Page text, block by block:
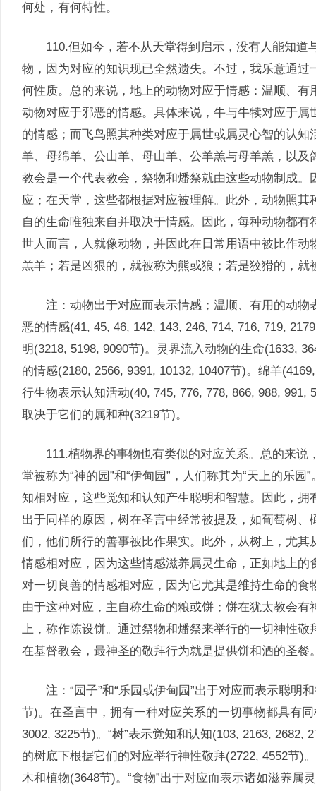
何处，有何特性。
110.但如今，若不从天堂得到启示，没有人能知道
物，因为对应的知识现已全然遗失。不过，我乐意通
何性质。总的来说，地上的动物对应于情感：温顺、
动物对应于邪恶的情感。具体来说，牛与牛犊对应于
的情感；而飞鸟照其种类对应于属世或属灵心智的认
羊、母绵羊、公山羊、母山羊、公羊羔与母羊羔，以
教会是一个代表教会，祭物和燔祭就由这些动物制成
应；在天堂，这些都根据对应被理解。此外，动物照
自的生命唯独来自并取决于情感。因此，每种动物都
世人而言，人就像动物，并因此在日常用语中被比作
羔羊；若是凶狠的，就被称为熊或狼；若是狡猾的，就
注：动物出于对应而表示情感；温顺、有用的动物
恶的情感(41, 45, 46, 142, 143, 246, 714, 716, 719,
明(3218, 5198, 9090节)。灵界流入动物的生命(1633,
的情感(2180, 2566, 9391, 10132, 10407节)。绵羊
行生物表示认知活动(40, 745, 776, 778, 866, 988, 991,
取决于它们的属和种(3219节)。
111.植物界的事物也有类似的对应关系。总的来说
堂被称为“神的园”和“伊甸园”，人们称其为“天上的乐
知相对应，这些觉知和认知产生聪明和智慧。因此，
出于同样的原因，树在圣言中经常被提及，如葡萄树
们，他们所行的善事被比作果实。此外，从树上，尤
情感相对应，因为这些情感滋养属灵生命，正如地上
对一切良善的情感相对应，因为它尤其是维持生命的
由于这种对应，主自称生命的粮或饼；饼在犹太教会
上，称作陈设饼。通过祭物和燔祭来举行的一切神性
在基督教会，最神圣的敬拜行为就是提供饼和酒的圣
注：“园子”和“乐园或伊甸园”出于对应而表示聪明
节)。在圣言中，拥有一种对应关系的一切事物都具有
3002, 3225节)。“树”表示觉知和认知(103, 2163, 2682,
的树底下根据它们的对应举行神性敬拜(2722, 4552节)
木和植物(3648节)。“食物”出于对应而表示诸如滋养属